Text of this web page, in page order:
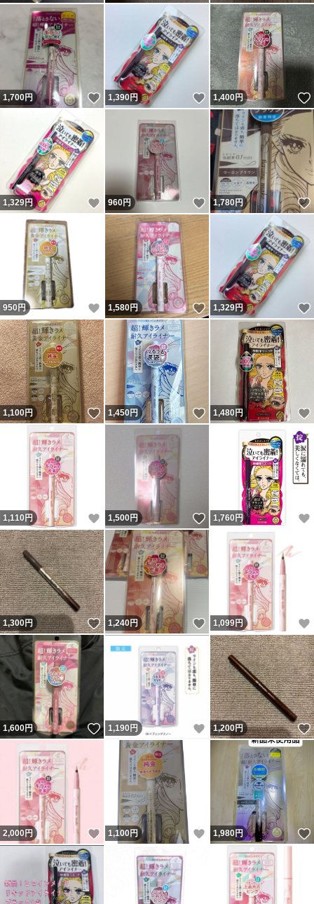
1,700円 いいね！
1,390円 いいね！
1,400円
1,329円 いいね！
960円 いいね！
1,780円
950 円 いいね！
1,580円 いいね！
1,329円
1,100円 いいね！
1,450円 いいね！
1,480円
1,110 円 いいね！
1,500円 いいね！
1,760 円
1,300円 いいね！
1,240円 いいね！
1,099円
1,600円 いいね！
1,190 円 いいね！
1,200円
2,000円 いいね！
1,100円 いいね！
1,980円